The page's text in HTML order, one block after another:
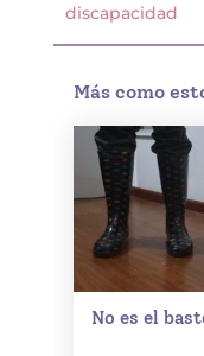
discapacidad
Más como
No es el